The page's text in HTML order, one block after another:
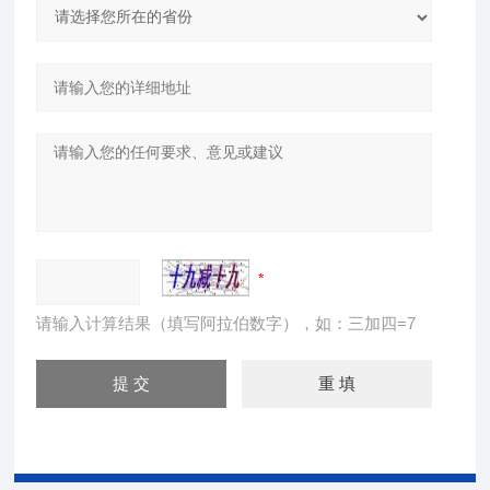
请输入计算结果（填写阿拉伯数字），如：三加四=7